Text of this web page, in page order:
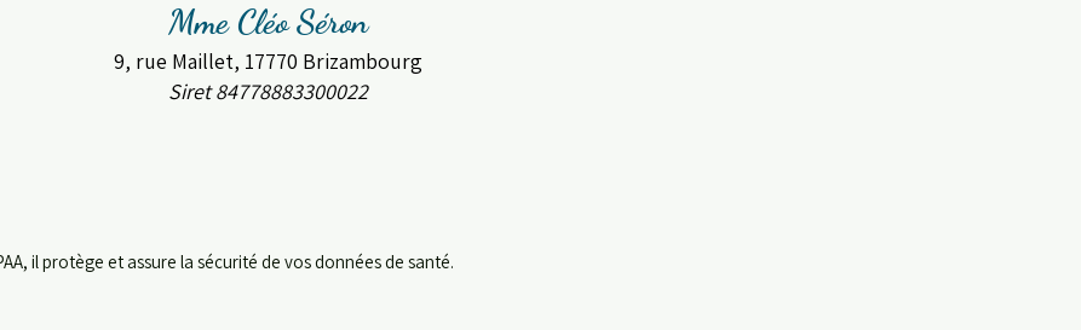
Mme Cléo Séron
9, rue Maillet, 17770 Brizambourg
Siret 84778883300022
il protège et assure la sécurité de vos données de santé.